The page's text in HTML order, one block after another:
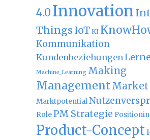
4.0Innovation
ThingsIoT KI
Kommunikation
Kundenbeziehungen
Machine_Learning Making
Management Market
Marktpotential
RolePM Strategie
Product-Concept